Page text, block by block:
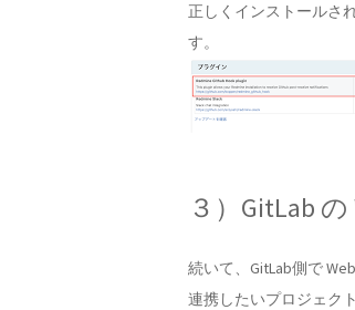
正しくインストールさ
す。
３）GitLab
続いて、GitLab側で
連携したいプロジェク